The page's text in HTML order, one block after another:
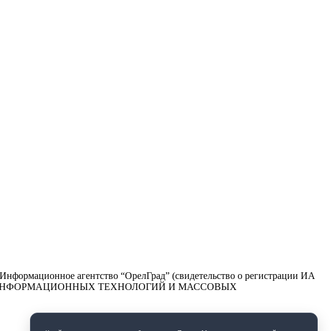
агентство “ОрелГрад” (свидетельство о регистрации ИА
ИНФОРМАЦИОННЫХ ТЕХНОЛОГИЙ И МАССОВЫХ